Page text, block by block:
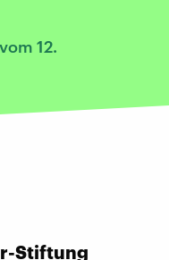
12.
Stiftung